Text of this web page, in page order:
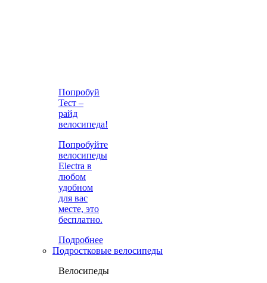
Попробуй
Тест –
райд
велосипеда!
Попробуйте
велосипеды
Electra в
любом
удобном
для вас
месте, это
бесплатно.
Подробнее
Подростковые велосипеды
Велосипеды